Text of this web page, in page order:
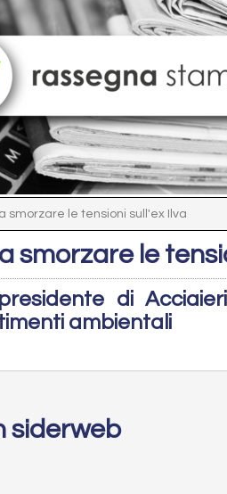
smorzare le tensioni sull'ex Ilva
smorzare le
di
ambientali
siderweb